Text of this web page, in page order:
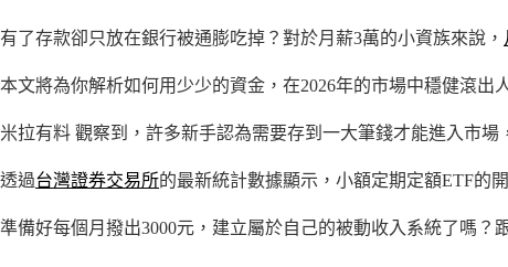
有了存款卻只放在銀行被通膨吃掉？對於月薪3萬的小資族來說，
本文將為你解析如何用少少的資金，在2026年的市場中穩健滾出
米拉有料 觀察到，許多新手認為需要存到一大筆錢才能進入市
透過台灣證券交易所的最新統計數據顯示，小額定期定額ETF的
準備好每個月撥出3000元，建立屬於自己的被動收入系統了嗎？